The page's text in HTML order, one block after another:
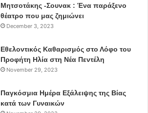
Μητσοτάκης -Σουνακ : Ένα παράξενο
θέατρο που μας ζημιώνει
December 3, 2023
Εθελοντικός Καθαρισμός στο Λόφο του
Προφήτη Ηλία στη Νέα Πεντέλη
November 29, 2023
Παγκόσμια Ημέρα Εξάλειψης της Βίας
κατά των Γυναικών